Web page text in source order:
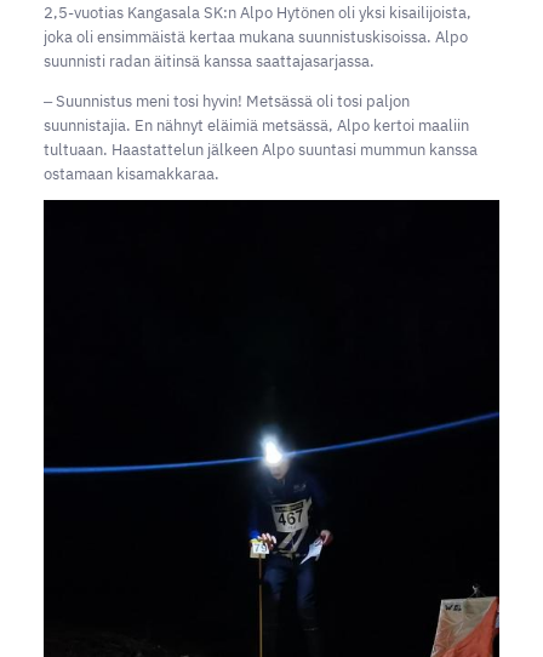
2,5-vuotias Kangasala SK:n Alpo Hytönen oli yksi kisailijoista,
joka oli ensimmäistä kertaa mukana suunnistuskisoissa. Alpo
suunnisti radan äitinsä kanssa saattajasarjassa.
‒ Suunnistus meni tosi hyvin! Metsässä oli tosi paljon
suunnistajia. En nähnyt eläimiä metsässä, Alpo kertoi maaliin
tultuaan. Haastattelun jälkeen Alpo suuntasi mummun kanssa
ostamaan kisamakkaraa.